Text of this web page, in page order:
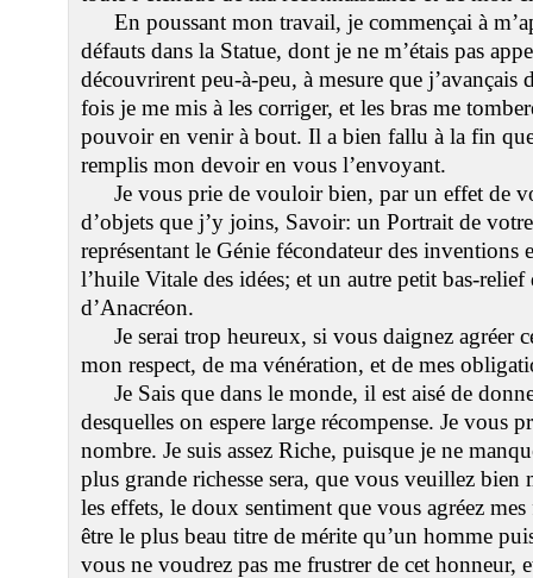
En poussant mon travail, je commençai à
défauts dans la Statue, dont je ne m’étais pas
découvrirent peu-à-peu, à mesure que j’avançais
fois je me mis à les corriger, et les bras me
pouvoir en venir à bout. Il a bien fallu à la fin
remplis mon devoir en vous l’envoyant.
Je vous prie de vouloir bien, par un effet de
d’objets que j’y joins, Savoir: un Portrait de
représentant le Génie fécondateur des inventions
l’huile Vitale des idées; et un autre petit bas-
d’Anacréon.
Je serai trop heureux, si vous daignez agréer
mon respect, de ma vénération, et de mes
Je Sais que dans le monde, il est aisé de
desquelles on espere large récompense. Je vous
nombre. Je suis assez Riche, puisque je ne
plus grande richesse sera, que vous veuillez bien
les effets, le doux sentiment que vous agréez
être le plus beau titre de mérite qu’un homme
vous ne voudrez pas me frustrer de cet honneur,